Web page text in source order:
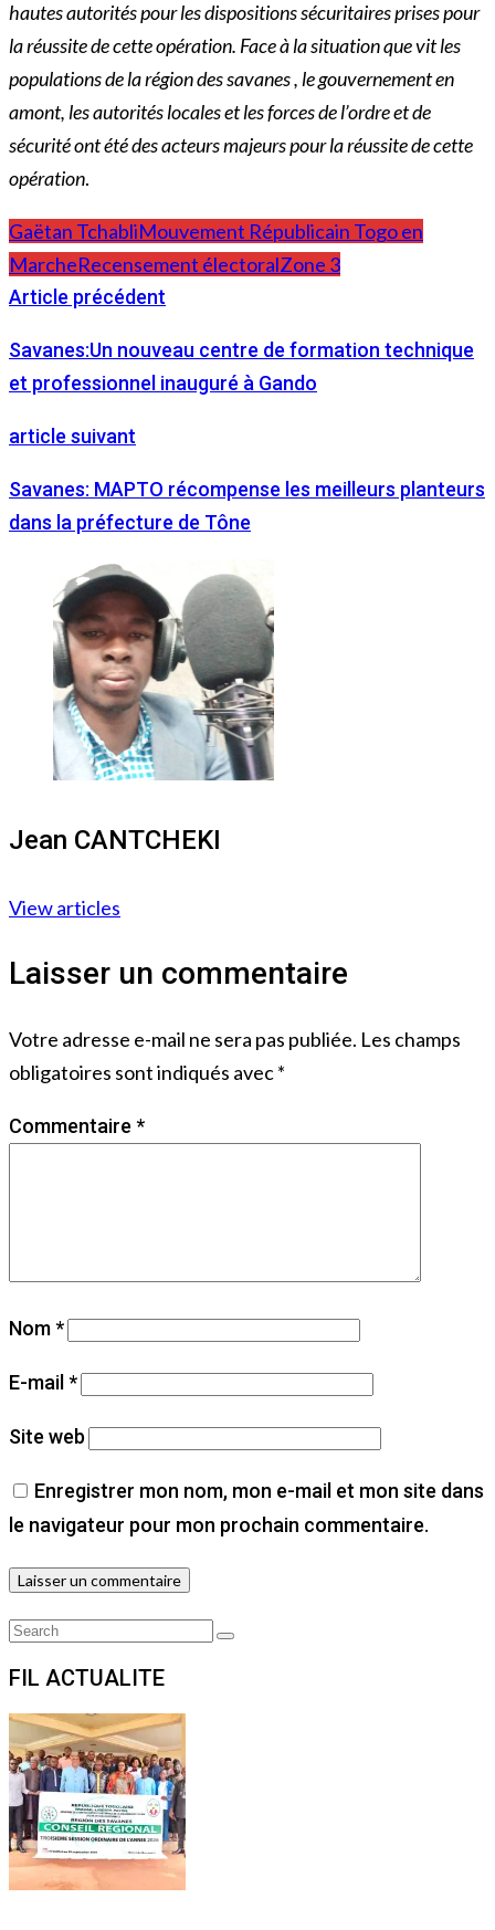
hautes autorités pour les dispositions sécuritaires prises pour
la réussite de cette opération. Face à la situation que vit les
populations de la région des savanes , le gouvernement en
amont, les autorités locales et les forces de l’ordre et de
sécurité ont été des acteurs majeurs pour la réussite de cette
opération.
Gaëtan TchabliMouvement Républicain Togo en
MarcheRecensement électoralZone 3
Article précédent
Savanes:Un nouveau centre de formation technique
et professionnel inauguré à Gando
article suivant
Savanes: MAPTO récompense les meilleurs planteurs
dans la préfecture de Tône
Jean CANTCHEKI
View articles
Laisser un commentaire
Votre adresse e-mail ne sera pas publiée. Les champs
obligatoires sont indiqués avec*
Commentaire *
Nom*
E-mail*
Site web
Enregistrer mon nom, mon e-mail et mon site dans
le navigateur pour mon prochain commentaire.
Search
Search
FIL ACTUALITE